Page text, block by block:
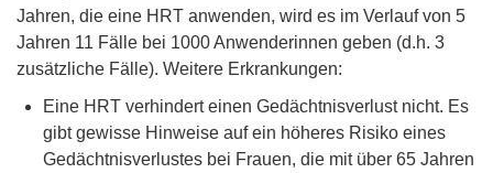
Jahren, die eine HRT anwenden, wird es im Verlauf von 5
Jahren 11 Fälle bei 1000 Anwenderinnen geben (d.h. 3
zusätzliche Fälle). Weitere Erkrankungen:
Eine HRT verhindert einen Gedächtnisverlust nicht. Es
gibt gewisse Hinweise auf ein höheres Risiko eines
Gedächtnisverlustes bei Frauen, die mit über 65 Jahren